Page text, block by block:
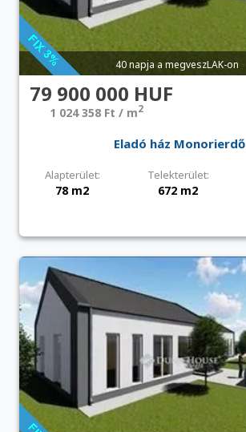
40 napja a megveszLAK-on
79 900 000 HUF
1 024 358 Ft / m2
Eladó ház Monorierdő
Alapterület: Telekterület:
78 m2 672 m2